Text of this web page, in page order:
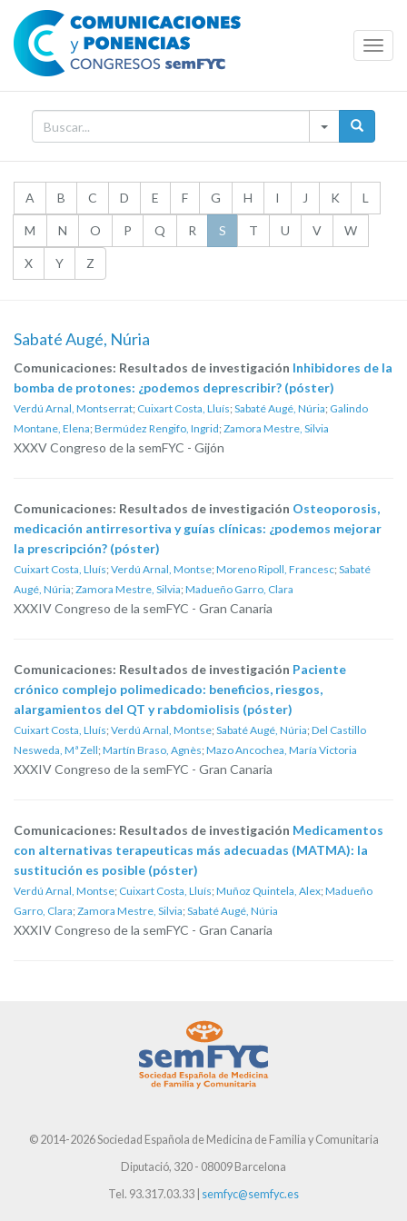
A B C D E F G H I J K L
M N O P Q R S T U V W
X Y Z
Sabaté Augé, Núria
Comunicaciones: Resultados de investigación Inhibidores de la
bomba de protones: ¿podemos deprescribir? (póster)
Verdú Arnal, Montserrat; Cuixart Costa, Lluís; Sabaté Augé, Núria; Galindo
Montane, Elena; Bermúdez Rengifo, Ingrid; Zamora Mestre, Silvia
XXXV Congreso de la semFYC - Gijón
Comunicaciones: Resultados de investigación Osteoporosis,
medicación antirresortiva y guías clínicas: ¿podemos mejorar
la prescripción? (póster)
Cuixart Costa, Lluís; Verdú Arnal, Montse; Moreno Ripoll, Francesc; Sabaté
Augé, Núria; Zamora Mestre, Silvia; Madueño Garro, Clara
XXXIV Congreso de la semFYC - Gran Canaria
Comunicaciones: Resultados de investigación Paciente
crónico complejo polimedicado: beneficios, riesgos,
alargamientos del QT y rabdomiolisis (póster)
Cuixart Costa, Lluís; Verdú Arnal, Montse; Sabaté Augé, Núria; Del Castillo
Nesweda, Mª Zell; Martín Braso, Agnès; Mazo Ancochea, María Victoria
XXXIV Congreso de la semFYC - Gran Canaria
Comunicaciones: Resultados de investigación Medicamentos
con alternativas terapeuticas más adecuadas (MATMA): la
sustitución es posible (póster)
Verdú Arnal, Montse; Cuixart Costa, Lluís; Muñoz Quintela, Alex; Madueño
Garro, Clara; Zamora Mestre, Silvia; Sabaté Augé, Núria
XXXIV Congreso de la semFYC - Gran Canaria
© 2014-2026 Sociedad Española de Medicina de Familia y Comunitaria
Diputació, 320 - 08009 Barcelona
Tel. 93.317.03.33 | semfyc@semfyc.es